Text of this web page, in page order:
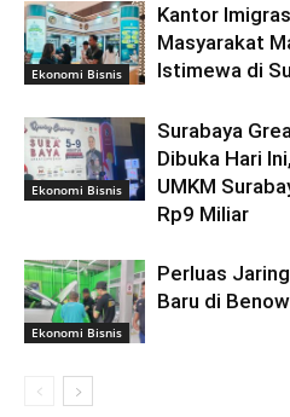
Ekonomi Bisnis
Kantor
Masyarakat
Istimewa di
Ekonomi Bisnis
Surabaya
Dibuka Hari
UMKM
Rp9 Miliar
Ekonomi Bisnis
Perluas
Baru di